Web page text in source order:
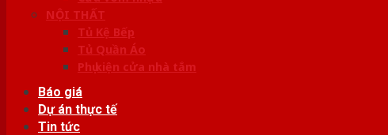
NỘI THẤT
Tủ Kệ Bếp
Tủ Quần Áo
Phụ kiện cửa nhà tắm
Báo giá
Dự án thực tế
Tin tức